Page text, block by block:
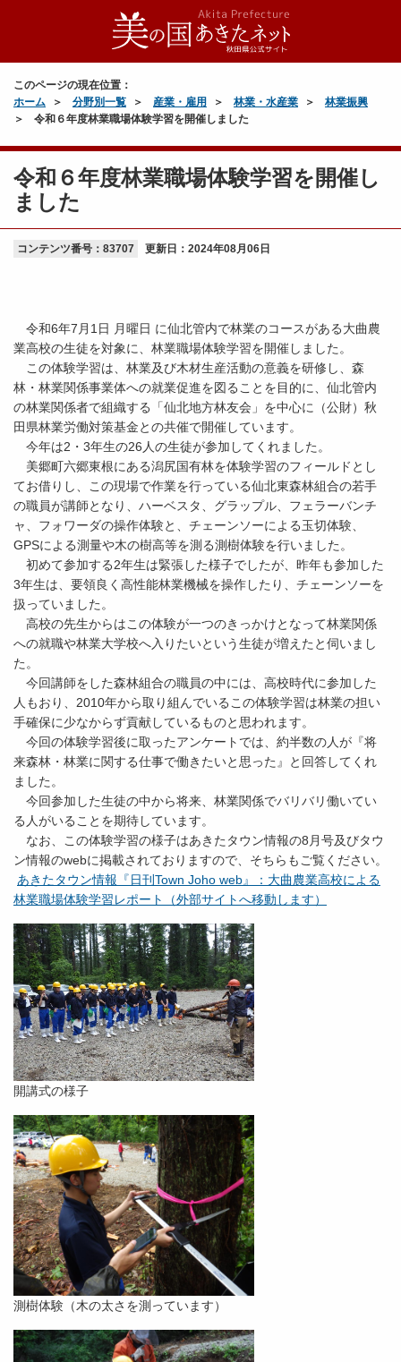
このページの現在位置：
ホーム
分野別一覧 産業・雇用 林業・水産業
林業振興
令和６年度林業職場体験学習を開催しました
令和６年度林業職場体験学習を開催し
ました
コンテンツ番号：83707 更新日： 2024年08月06日
令和6年7月1日 月曜日 に仙北管内で林業のコースがある大曲農
業高校の生徒を対象に、林業職場体験学習を開催しました。
この体験学習は、林業及び木材生産活動の意義を研修し、森
林・林業関係事業体への就業促進を図ることを目的に、仙北管内
の林業関係者で組織する「仙北地方林友会」を中心に（公財）秋
田県林業労働対策基金との共催で開催しています。
今年は2・3年生の26人の生徒が参加してくれました。
美郷町六郷東根にある潟尻国有林を体験学習のフィールドとし
てお借りし、この現場で作業を行っている仙北東森林組合の若手
の職員が講師となり、ハーベスタ、グラップル、フェラーバンチ
ャ、フォワーダの操作体験と、チェーンソーによる玉切体験、
GPSによる測量や木の樹高等を測る測樹体験を行いました。
初めて参加する2年生は緊張した様子でしたが、昨年も参加した
3年生は、要領良く高性能林業機械を操作したり、チェーンソーを
扱っていました。
高校の先生からはこの体験が一つのきっかけとなって林業関係
への就職や林業大学校へ入りたいという生徒が増えたと伺いまし
た。
今回講師をした森林組合の職員の中には、高校時代に参加した
人もおり、2010年から取り組んでいるこの体験学習は林業の担い
手確保に少なからず貢献しているものと思われます。
今回の体験学習後に取ったアンケートでは、約半数の人が『将
来森林・林業に関する仕事で働きたいと思った』と回答してくれ
ました。
今回参加した生徒の中から将来、林業関係でバリバリ働いてい
る人がいることを期待しています。
なお、この体験学習の様子はあきたタウン情報の8月号及びタウ
ン情報のwebに掲載されておりますので、そちらもご覧ください。
あきたタウン情報『日刊Town Joho web』：大曲農業高校による
林業職場体験学習レポート（外部サイトへ移動します）
開講式の様子
測樹体験（木の太さを測っています）